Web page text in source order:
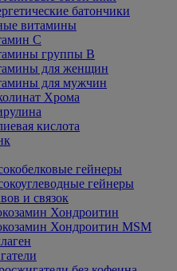
батончики
витамины
С
группы В
для женщин
для мужчин
Хрома
кислота
гейнеры
гейнеры
и связок
Хондроитин
Хондроитин MSM